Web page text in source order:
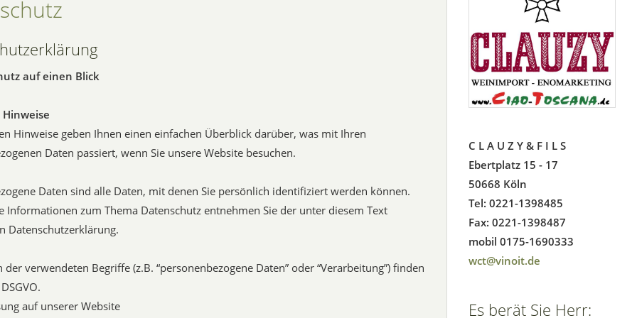
auf einen Blick
Hinweise geben Ihnen einen einfachen Überblick darüber, was mit Ihren
Daten passiert, wenn Sie unsere Website besuchen.
Daten sind alle Daten, mit denen Sie persönlich identifiziert werden können.
Informationen zum Thema Datenschutz entnehmen Sie der unter diesem Text
Datenschutzerklärung.
verwendeten Begriffe (z.B. “personenbezogene Daten” oder “Verarbeitung”) finden
auf unserer Website
C L A U Z Y & F I L S
Ebertplatz 15 - 17
50668 Köln
Tel: 0221-1398485
Fax: 0221-1398487
mobil 0175-1690333
wct@vinoit.de
Es berät Sie Herr: